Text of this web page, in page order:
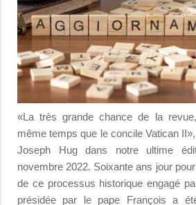
«La très grande chance de la
même temps que le concile Vatican
Joseph Hug dans notre ultime
novembre 2022. Soixante ans jour
de ce processus historique engagé
présidée par le pape François a